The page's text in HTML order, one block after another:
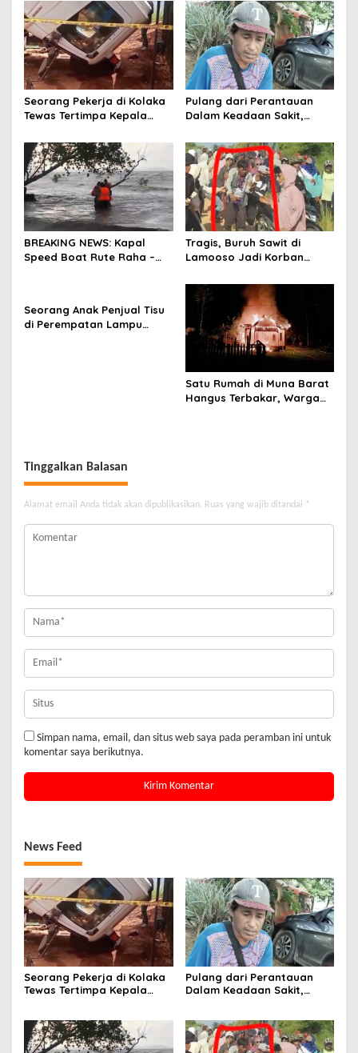
Seorang Pekerja di Kolaka
Tewas Tertimpa Kepala
Pulang dari Perantauan
Dalam Keadaan Sakit,
Diterlantarkan Istri
BREAKING NEWS: Kapal
Speed Boat Rute Raha –
Tragis, Buruh Sawit di
Lamooso Jadi Korban
Diduga Terkait Tanah
Seorang Anak Penjual Tisu
di Perempatan Lampu
Satu Rumah di Muna Barat
Hangus Terbakar, Warga
Tinggalkan Balasan
Alamat email Anda tidak akan dipublikasikan. Ruas yang wajib ditandai *
Simpan nama, email, dan situs web saya pada peramban ini untuk
komentar saya berikutnya.
News Feed
Seorang Pekerja di Kolaka
Tewas Tertimpa Kepala
Pulang dari Perantauan
Dalam Keadaan Sakit,